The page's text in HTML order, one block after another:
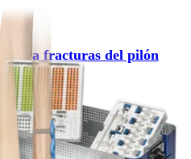
para fracturas del pilón